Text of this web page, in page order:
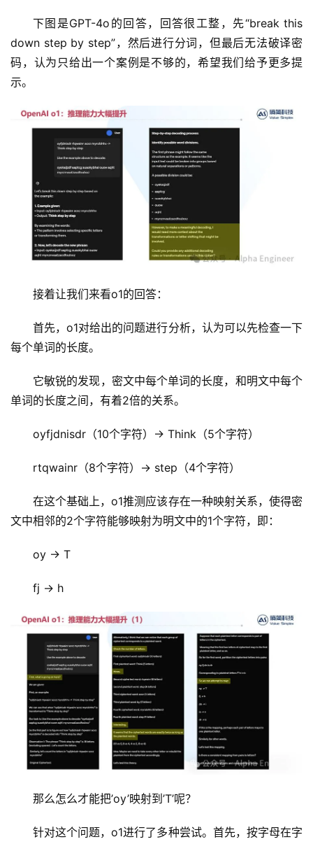
下图是GPT-4o的回答，回答很工整，先“break this
down step by step”，然后进行分词，但最后无法破译密
码，认为只给出一个案例是不够的，希望我们给予更多提
示。
接着让我们来看o1的回答：
首先，o1对给出的问题进行分析，认为可以先检查一下
每个单词的长度。
它敏锐的发现，密文中每个单词的长度，和明文中每个
单词的长度之间，有着2倍的关系。
oyfjdnisdr（10个字符）-> Think（5个字符）
rtqwainr（8个字符）-> step（4个字符）
在这个基础上，o1推测应该存在一种映射关系，使得密
文中相邻的2个字符能够映射为明文中的1个字符，即：
oy -> T
fj -> h
那么怎么才能把’oy’映射到’T’呢？
针对这个问题，o1进行了多种尝试。首先，按字母在字